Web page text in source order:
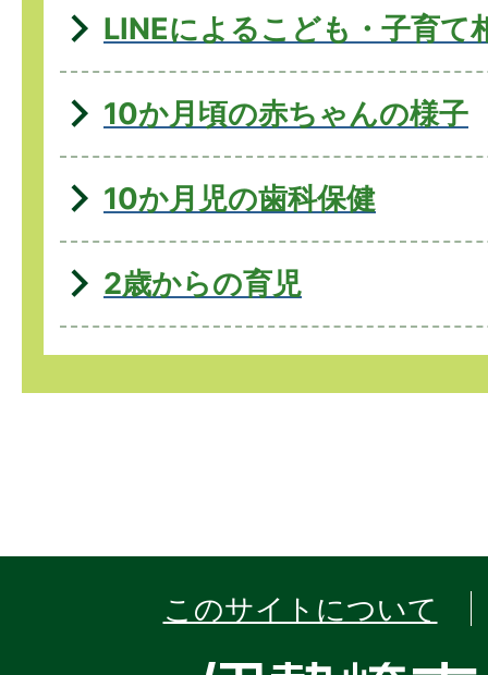
LINEによるこども・子育て
10か月頃の赤ちゃんの様子
10か月児の歯科保健
2歳からの育児
このサイトについて